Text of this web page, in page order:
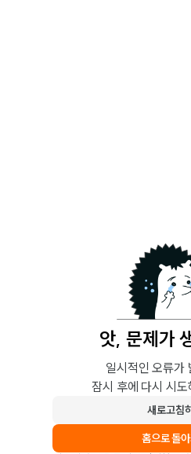
앗, 문제가
일시적인 오류가
잠시 후에 다시 시
새로고침
홈으로 돌